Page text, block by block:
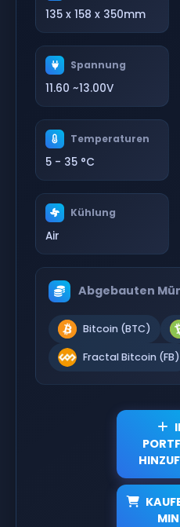
135 x 158 x 350mm
Spannung
11.60 ~13.00V
Temperaturen
5 - 35 °C
Kühlung
Air
Abgebauten
Bitcoin (BTC)
Fractal Bitcoin (FB)